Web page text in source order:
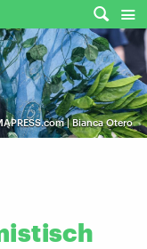
| Bianca Otero